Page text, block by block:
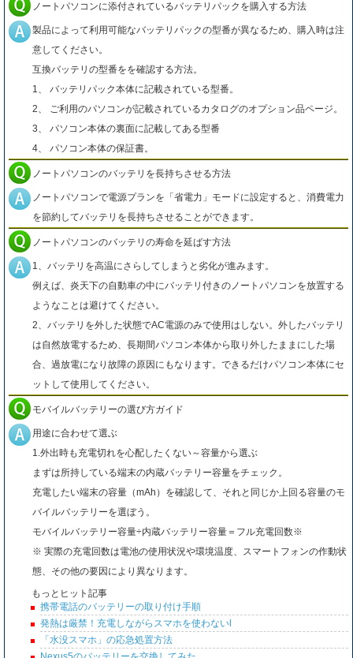
ノートパソコンに添付されているバッテリパックを購入する方法
製品によって利用可能なバッテリパックの型番が異なるため、購入時は注
意してください。
互換バッテリの型番をを確認する方法。
1、 バッテリパック本体に記載されている型番。
2、 ご利用のパソコンが記載されているカタログのオプション品ページ。
3、 パソコン本体の裏面に記載してある型番
4、 パソコン本体の保証書。
ノートパソコンのバッテリを長持ちさせる方法
ノートパソコンで電源プランを「省電力」モードに設定すると、消費電力
を節約してバッテリを長持ちさせることができます。
ノートパソコンのバッテリの寿命を延ばす方法
1、バッテリを高温にさらしてしまうと劣化が進みます。
例えば、炎天下の自動車の中にバッテリ付きのノートパソコンを放置する
ようなことは避けてください。
2、バッテリを外した状態でAC電源のみで使用はしない。外したバッテリ
は自然放電するため、長期間パソコン本体から取り外したままにした場
合、過放電になり故障の原因にもなります。できるだけパソコン本体にセ
ットして使用してください。
モバイルバッテリーの選び方ガイド
用途に合わせて選ぶ
1.外出時も充電切れを心配したくない～容量から選ぶ
まずは所持している端末の内蔵バッテリー容量をチェック。
充電したい端末の容量（mAh）を確認して、それと同じか上回る容量のモ
バイルバッテリーを選ぼう。
モバイルバッテリー容量÷内蔵バッテリー容量＝フル充電回数※
※ 実際の充電回数は電池の使用状況や環境温度、スマートフォンの作動状
態、その他の要因により異なります。
もっとヒット記事
携帯電話のバッテリーの取り付け手順
発熱は厳禁！充電しながらスマホを使わないl
「水没スマホ」の応急処置方法